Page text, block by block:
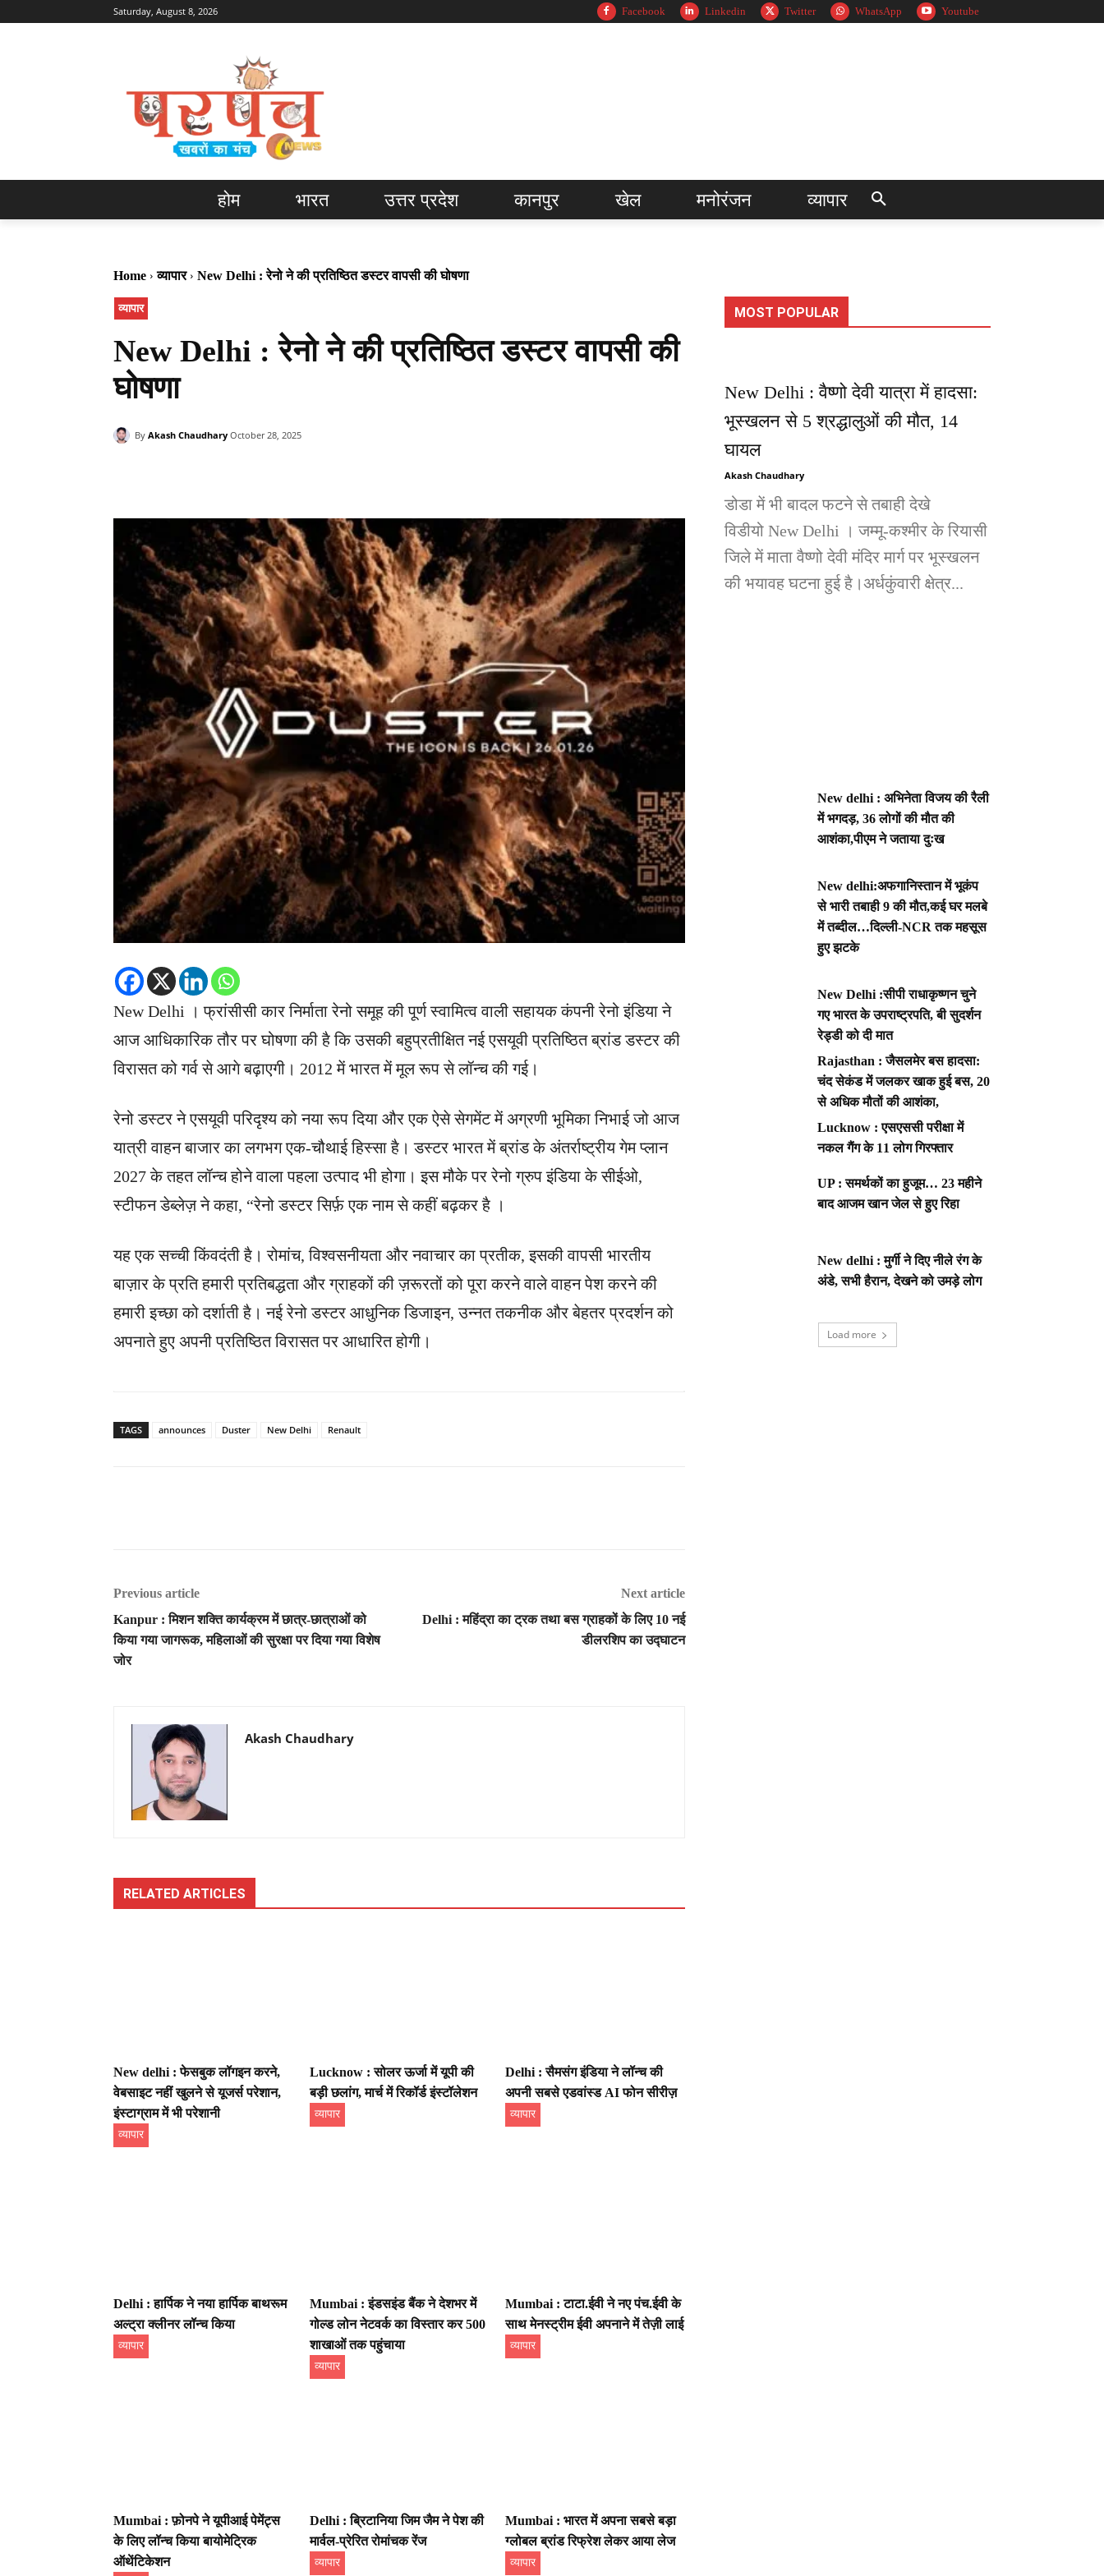
Saturday, August 8, 2026 Facebook Linkedin Twitter WhatsApp Youtube
होम भारत उत्तर प्रदेश कानपुर खेल मनोरंजन व्यापार
Home व्यापार New Delhi : रेनो ने की प्रतिष्ठित डस्टर वापसी की घोषणा
व्यापार
New Delhi : रेनो ने की प्रतिष्ठित डस्टर वापसी की
घोषणा
By Akash Chaudhary October 28, 2025
New Delhi । फ्रांसीसी कार निर्माता रेनो समूह की पूर्ण स्वामित्व वाली सहायक कंपनी रेनो इंडिया ने
आज आधिकारिक तौर पर घोषणा की है कि उसकी बहुप्रतीक्षित नई एसयूवी प्रतिष्ठित ब्रांड डस्टर की
विरासत को गर्व से आगे बढ़ाएगी। 2012 में भारत में मूल रूप से लॉन्च की गई।
रेनो डस्टर ने एसयूवी परिदृश्य को नया रूप दिया और एक ऐसे सेगमेंट में अग्रणी भूमिका निभाई जो आज
यात्री वाहन बाजार का लगभग एक-चौथाई हिस्सा है। डस्टर भारत में ब्रांड के अंतर्राष्ट्रीय गेम प्लान
2027 के तहत लॉन्च होने वाला पहला उत्पाद भी होगा। इस मौके पर रेनो ग्रुप इंडिया के सीईओ,
स्टीफन डेब्लेज़ ने कहा, “रेनो डस्टर सिर्फ़ एक नाम से कहीं बढ़कर है ।
यह एक सच्ची किंवदंती है। रोमांच, विश्वसनीयता और नवाचार का प्रतीक, इसकी वापसी भारतीय
बाज़ार के प्रति हमारी प्रतिबद्धता और ग्राहकों की ज़रूरतों को पूरा करने वाले वाहन पेश करने की
हमारी इच्छा को दर्शाती है। नई रेनो डस्टर आधुनिक डिजाइन, उन्नत तकनीक और बेहतर प्रदर्शन को
अपनाते हुए अपनी प्रतिष्ठित विरासत पर आधारित होगी।
TAGS announces Duster New Delhi Renault
Previous article
Kanpur : मिशन शक्ति कार्यक्रम में छात्र-छात्राओं को
किया गया जागरूक, महिलाओं की सुरक्षा पर दिया गया विशेष
जोर
Next article
Delhi : महिंद्रा का ट्रक तथा बस ग्राहकों के लिए 10 नई
डीलरशिप का उद्घाटन
Akash Chaudhary
RELATED ARTICLES
New delhi : फेसबुक लॉगइन करने,
वेबसाइट नहीं खुलने से यूजर्स परेशान,
इंस्टाग्राम में भी परेशानी
व्यापार
Lucknow : सोलर ऊर्जा में यूपी की
बड़ी छलांग, मार्च में रिकॉर्ड इंस्टॉलेशन
व्यापार
Delhi : सैमसंग इंडिया ने लॉन्च की
अपनी सबसे एडवांस्ड AI फोन सीरीज़
व्यापार
Delhi : हार्पिक ने नया हार्पिक बाथरूम
अल्ट्रा क्लीनर लॉन्च किया
व्यापार
Mumbai : इंडसइंड बैंक ने देशभर में
गोल्ड लोन नेटवर्क का विस्तार कर 500
शाखाओं तक पहुंचाया
व्यापार
Mumbai : टाटा.ईवी ने नए पंच.ईवी के
साथ मेनस्ट्रीम ईवी अपनाने में तेज़ी लाई
व्यापार
Mumbai : फ़ोनपे ने यूपीआई पेमेंट्स
के लिए लॉन्च किया बायोमेट्रिक
ऑथेंटिकेशन
Delhi : ब्रिटानिया जिम जैम ने पेश की
मार्वल-प्रेरित रोमांचक रेंज
व्यापार
Mumbai : भारत में अपना सबसे बड़ा
ग्लोबल ब्रांड रिफ्रेश लेकर आया लेज
व्यापार
MOST POPULAR
New Delhi : वैष्णो देवी यात्रा में हादसा:
भूस्खलन से 5 श्रद्धालुओं की मौत, 14
घायल
Akash Chaudhary
डोडा में भी बादल फटने से तबाही देखे
विडीयो New Delhi । जम्मू-कश्मीर के रियासी
जिले में माता वैष्णो देवी मंदिर मार्ग पर भूस्खलन
की भयावह घटना हुई है।अर्धकुंवारी क्षेत्र...
New delhi : अभिनेता विजय की रैली
में भगदड़, 36 लोगों की मौत की
आशंका,पीएम ने जताया दुःख
New delhi:अफगानिस्तान में भूकंप
से भारी तबाही 9 की मौत,कई घर मलबे
में तब्दील…दिल्ली-NCR तक महसूस
हुए झटके
New Delhi :सीपी राधाकृष्णन चुने
गए भारत के उपराष्ट्रपति, बी सुदर्शन
रेड्डी को दी मात
Rajasthan : जैसलमेर बस हादसा:
चंद सेकंड में जलकर खाक हुई बस, 20
से अधिक मौतों की आशंका,
Lucknow : एसएससी परीक्षा में
नकल गैंग के 11 लोग गिरफ्तार
UP : समर्थकों का हुजूम… 23 महीने
बाद आजम खान जेल से हुए रिहा
New delhi : मुर्गी ने दिए नीले रंग के
अंडे, सभी हैरान, देखने को उमड़े लोग
Load more